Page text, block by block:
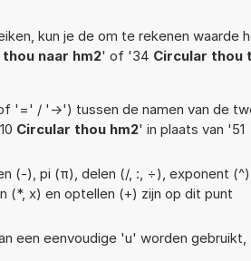
kun je de om te rekenen waarde
naar hm2' of '34 Circular thou
'=' / '->') tussen de namen van de
Circular thou hm2' in plaats van '51
(-), pi (π), delen (/, :, ÷), exponent (^),
(*, x) en optellen (+) zijn op dit punt
een eenvoudige 'u' worden gebruikt,